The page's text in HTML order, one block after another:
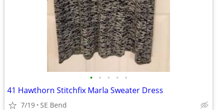
• • • • •
41 Hawthorn Stitchfix Marla Sweater Dress
7/19 SE Bend